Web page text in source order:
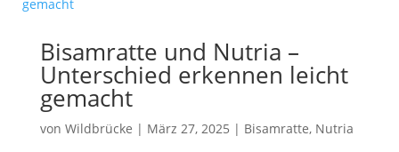
Bisamratte und Nutria –
Unterschied erkennen leicht
gemacht
von Wildbrücke | März 27, 2025 | Bisamratte, Nutria